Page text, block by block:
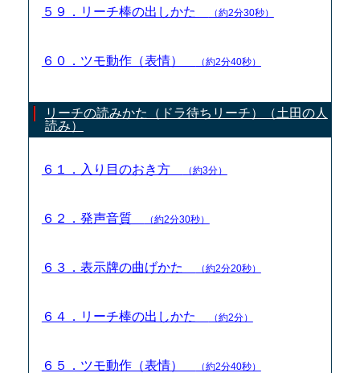
５９．リーチ棒の出しかた （約2分30秒）
６０．ツモ動作（表情） （約2分40秒）
リーチの読みかた（ドラ待ちリーチ）（土田の人
読み）
６１．入り目のおき方 （約3分）
６２．発声音質 （約2分30秒）
６３．表示牌の曲げかた （約2分20秒）
６４．リーチ棒の出しかた （約2分）
６５．ツモ動作（表情） （約2分40秒）